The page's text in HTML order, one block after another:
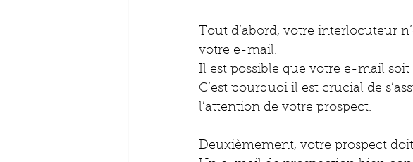
Tout d’abord, votre interlocuteur
votre e-mail.
Il est possible que votre e-mail
C’est pourquoi il est crucial de
l’attention de votre prospect.
Deuxièmement, votre prospect